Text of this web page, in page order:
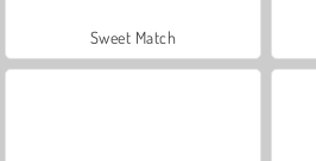
Sweet Match